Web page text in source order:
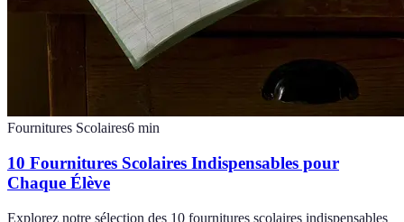
Fournitures Scolaires6 min
10 Fournitures Scolaires Indispensables pour
Chaque Élève
Explorez notre sélection des 10 fournitures scolaires indispensables